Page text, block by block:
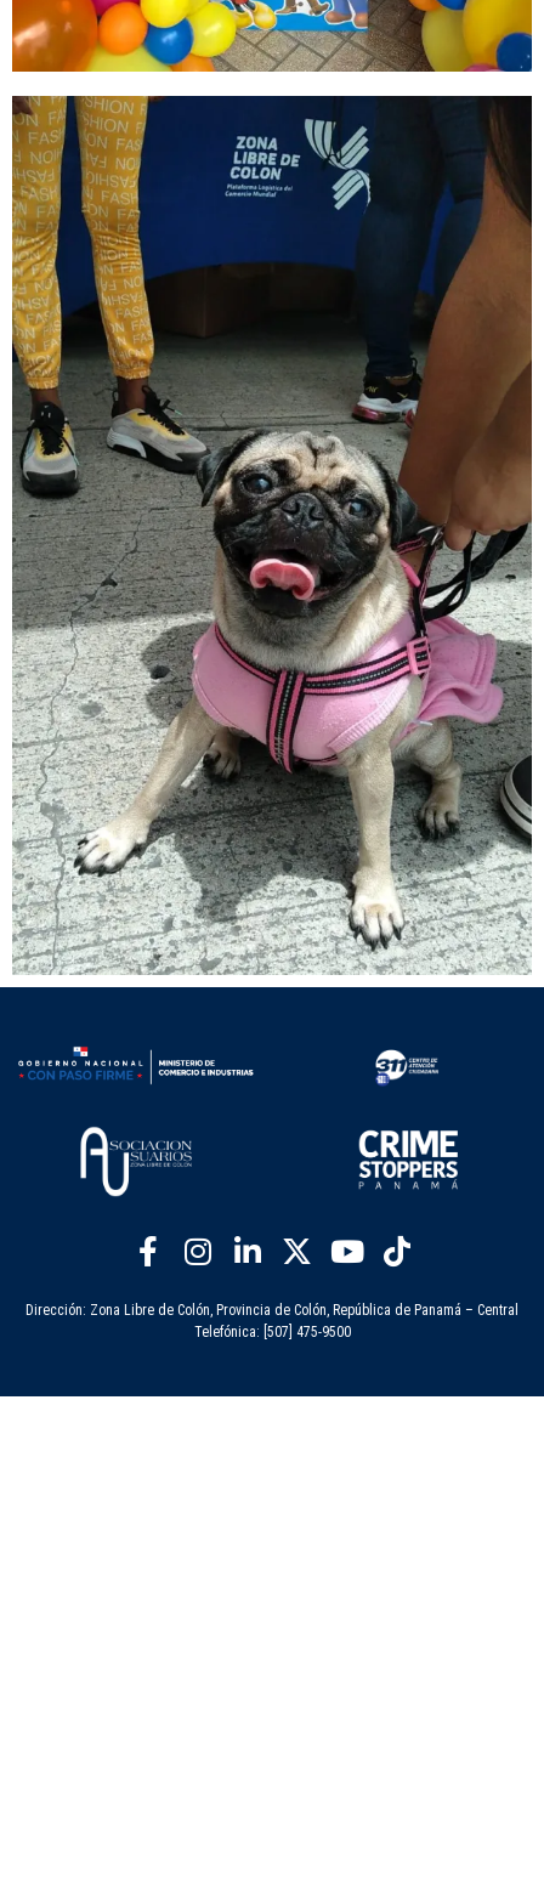
Dirección: Zona Libre de Colón, Provincia de Colón, República de Panamá – Central
Telefónica: [507] 475-9500